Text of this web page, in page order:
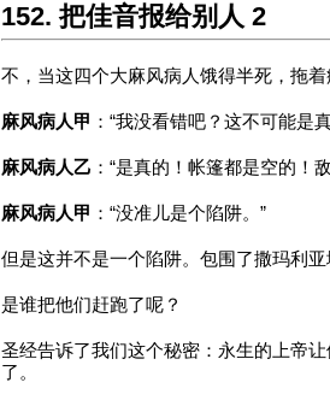
152. 把佳音报给别人 2
不，当这四个大麻风病人饿得半死，拖
麻风病人甲 ：“我没看错吧？这不可能是
麻风病人乙 ：“是真的！帐篷都是空的！
麻风病人甲 ：“没准儿是个陷阱。”
但是这并不是一个陷阱。包围了撒玛利
是谁把他们赶跑了呢？
圣经告诉了我们这个秘密：永生的上帝
了。